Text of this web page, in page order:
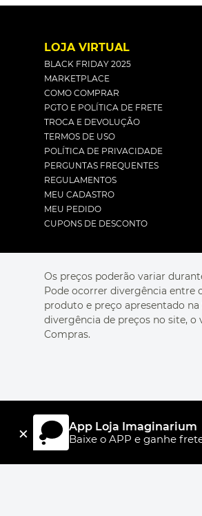
LOJA VIRTUAL
BLACK FRIDAY 2025
MARKETPLACE
COMO COMPRAR
PGTO E POLÍTICA DE FRETE
TROCA E DEVOLUÇÃO
TERMOS DE USO
POLÍTICA DE PRIVACIDADE
PERGUNTAS FREQUENTES
REGULAMENTOS
MEU CADASTRO
MEU PEDIDO
CUPONS DE DESCONTO
Os preços poderão variar
Pode ocorrer divergência entre
produto e preço apresentado
divergência de preços no site, o
Compras.
×
App Loja Imaginarium
Baixe o APP e ganhe